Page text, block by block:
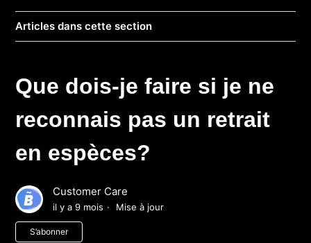
Articles dans cette section
Que dois-je faire si je ne
reconnais pas un retrait
en espèces?
Customer Care
il y a 9 mois Mise à jour
S’abonner